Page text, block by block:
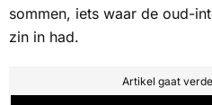
sommen, iets waar de oud-
zin in had.
Artikel gaat